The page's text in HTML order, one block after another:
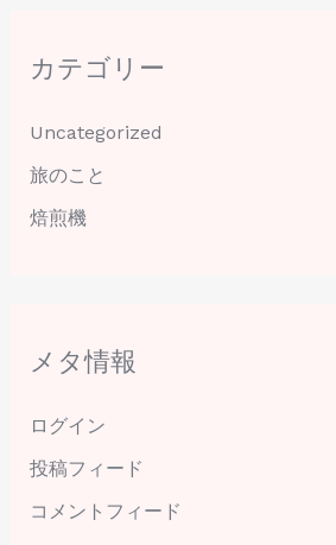
カテゴリー
Uncategorized
旅のこと
焙煎機
メタ情報
ログイン
投稿フィード
コメントフィード